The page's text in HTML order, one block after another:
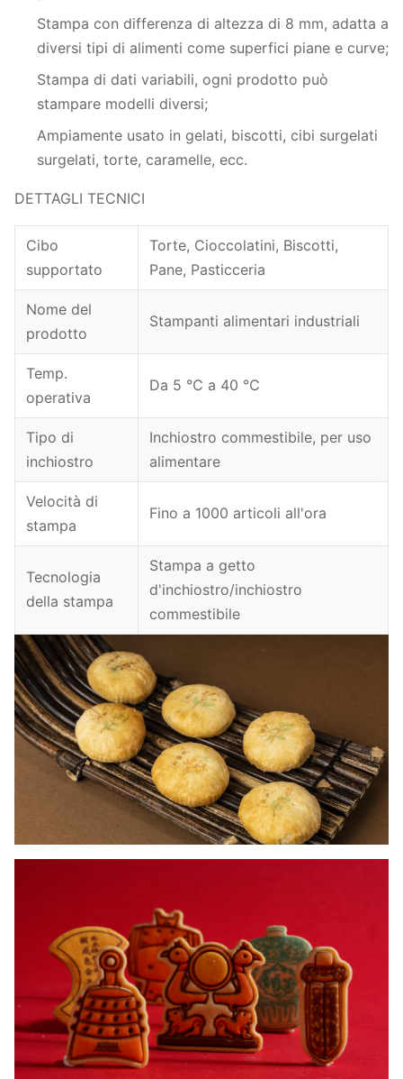
Stampa con differenza di altezza di 8 mm, adatta a
diversi tipi di alimenti come superfici piane e curve;
Stampa di dati variabili, ogni prodotto può
stampare modelli diversi;
Ampiamente usato in gelati, biscotti, cibi surgelati
surgelati, torte, caramelle, ecc.
DETTAGLI TECNICI
Cibo
supportato
Torte, Cioccolatini, Biscotti,
Pane, Pasticceria
Nome del
prodotto
Stampanti alimentari industriali
Temp.
operativa
Da 5 ℃ a 40 ℃
Tipo di
inchiostro
Inchiostro commestibile, per uso
alimentare
Velocità di
stampa
Fino a 1000 articoli all'ora
Tecnologia
della stampa
Stampa a getto
d'inchiostro/inchiostro
commestibile